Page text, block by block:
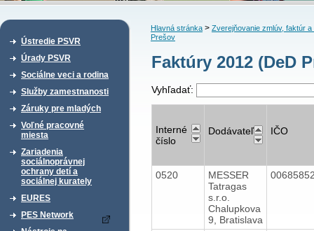
Ústredie PSVR
Úrady PSVR
Sociálne veci a rodina
Služby zamestnanosti
Záruky pre mladých
Voľné pracovné
miesta
Zariadenia
sociálnoprávnej
ochrany detí a
sociálnej kurately
EURES
PES Network
Hlavná stránka> Zverejňovanie zmlúv, faktúr a
Prešov
Faktúry 2012 (DeD
Vyhľadať:
Interné
číslo
Dodávateľ IČO
0520
MESSER
Tatragas
s.r.o.
Chalupkova
9, Bratislava